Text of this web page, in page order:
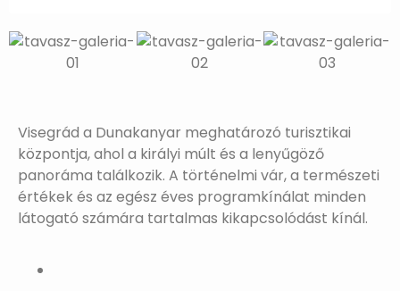
Visegrád a Dunakanyar meghatározó turisztikai
központja, ahol a királyi múlt és a lenyűgöző
panoráma találkozik. A történelmi vár, a természeti
értékek és az egész éves programkínálat minden
látogató számára tartalmas kikapcsolódást kínál.